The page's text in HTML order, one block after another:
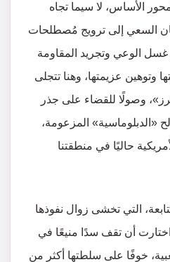
الأساس، لا سيما تجاه
السعي إلى ترويج مُصطلحات
الوعي وتجريد المقاومة
وتوهين عزيمتها، وهنا تتجلى
وصولًا للقضاء على جذر
«الدبلوماسية» المزعومة،
حاليًا في منطقتنا
التي تخشى زوال نفوذها
أن تقف سدًا منيعًا في
خوفًا على سلطتها أكثر من